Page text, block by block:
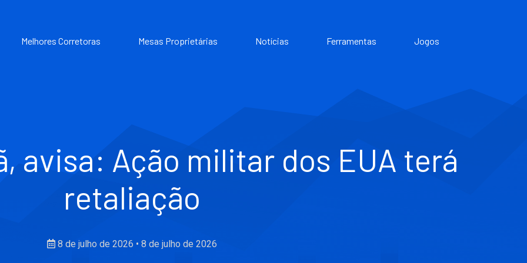
Melhores Corretoras Mesas Proprietárias Notícias Ferramentas Jogos
avisa: Ação militar dos EUA terá
retaliação
8 de julho de 2026 • 8 de julho de 2026